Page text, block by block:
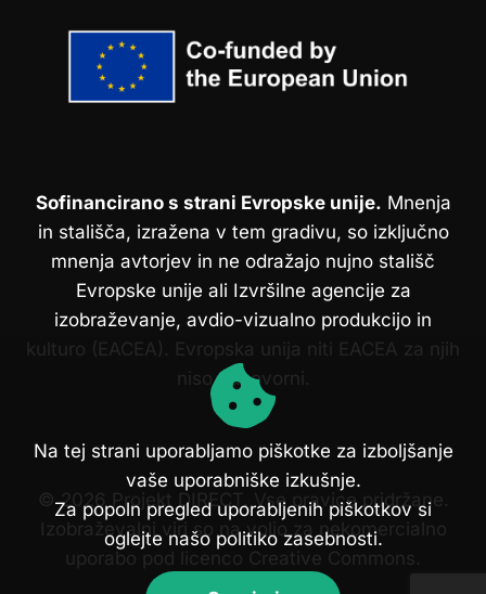
Sofinancirano s strani Evropske unije. Mnenja
in stališča, izražena v tem gradivu, so izključno
mnenja avtorjev in ne odražajo nujno stališč
Evropske unije ali Izvršilne agencije za
izobraževanje, avdio-vizualno produkcijo in
kulturo (EACEA). Evropska unija niti EACEA za njih
niso odgovorni.
© 2026 Projekt DIRECT. Vse pravice pridržane.
Izobraževalni viri so na voljo za nekomercialno
uporabo pod licenco Creative Commons.
Na tej strani uporabljamo piškotke za izboljšanje
vaše uporabniške izkušnje.
Za popoln pregled uporabljenih piškotkov si
oglejte našo politiko zasebnosti.